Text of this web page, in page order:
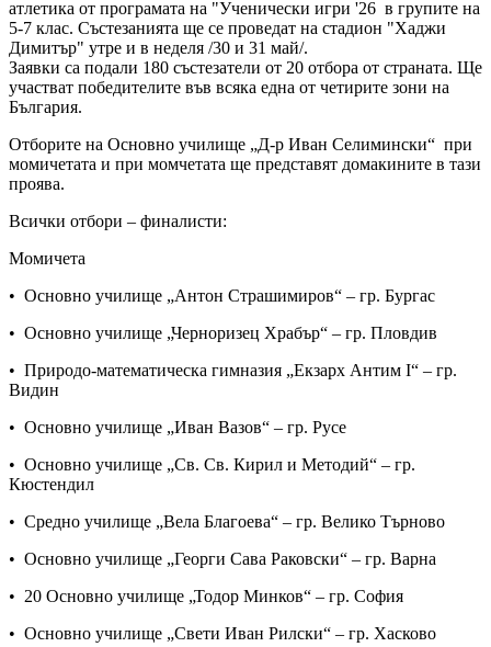
атлетика от програмата на "Ученически игри '26 в групите на
5-7 клас. Състезанията ще се проведат на стадион "Хаджи
Димитър" утре и в неделя /30 и 31 май/.
Заявки са подали 180 състезатели от 20 отбора от страната. Ще
участват победителите във всяка една от четирите зони на
България.
Отборите на Основно училище „Д-р Иван Селимински“ при
момичетата и при момчетата ще представят домакините в тази
проява.
Всички отбори – финалисти:
Момичета
• Основно училище „Антон Страшимиров“ – гр. Бургас
• Основно училище „Черноризец Храбър“ – гр. Пловдив
• Природо-математическа гимназия „Екзарх Антим I“ – гр.
Видин
• Основно училище „Иван Вазов“ – гр. Русе
• Основно училище „Св. Св. Кирил и Методий“ – гр.
Кюстендил
• Средно училище „Вела Благоева“ – гр. Велико Търново
• Основно училище „Георги Сава Раковски“ – гр. Варна
• 20 Основно училище „Тодор Минков“ – гр. София
• Основно училище „Свети Иван Рилски“ – гр. Хасково